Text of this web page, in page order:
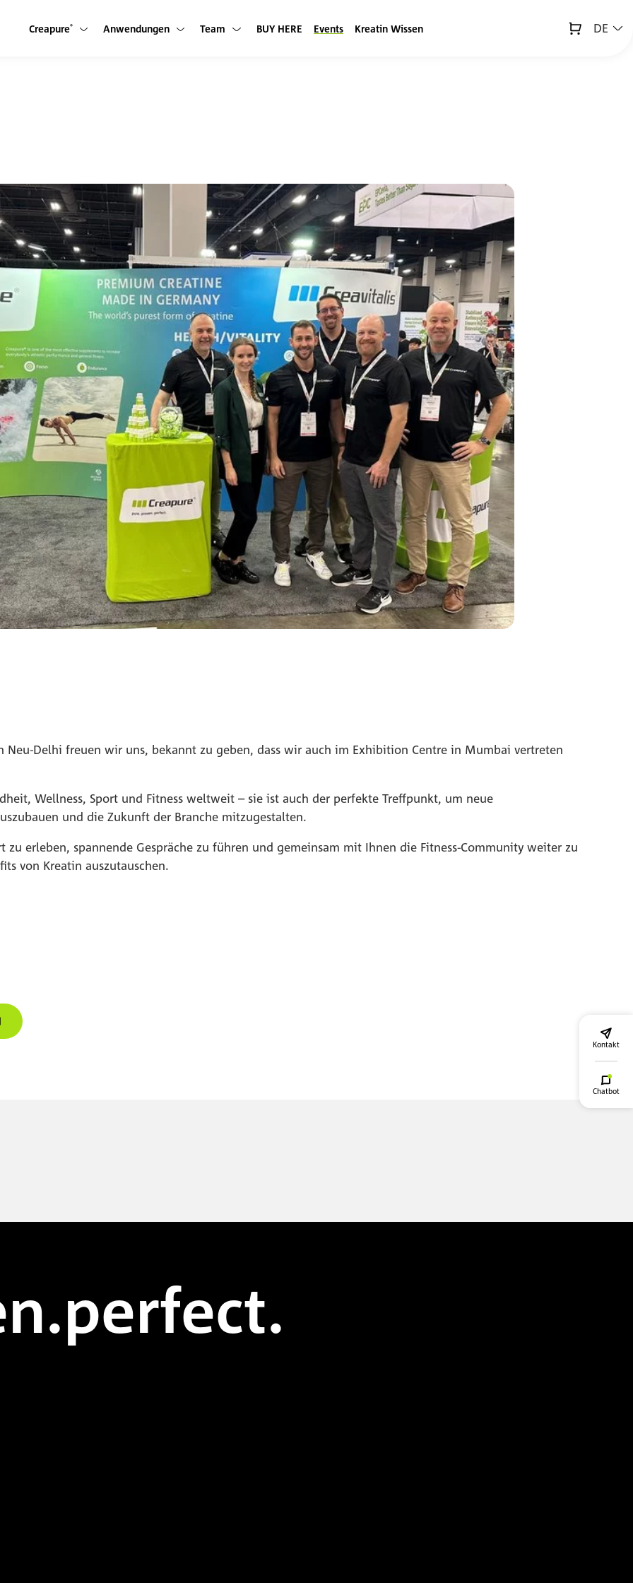
Creapure® Untermenü anzeigen
Anwendungen Untermenü anzeigen
Team Untermenü anzeigen
BUY HERE Events Kreatin Wissen
DE
Neu-Delhi freuen wir uns, bekannt zu geben, dass wir auch im Exhibition Centre in Mumbai vertreten
Wellness, Sport und Fitness weltweit – sie ist auch der perfekte Treffpunkt, um neue
und die Zukunft der Branche mitzugestalten.
erleben, spannende Gespräche zu führen und gemeinsam mit Ihnen die Fitness-Community weiter zu
von Kreatin auszutauschen.
Kontakt
Chatbot